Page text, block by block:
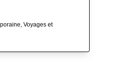
Voyages et